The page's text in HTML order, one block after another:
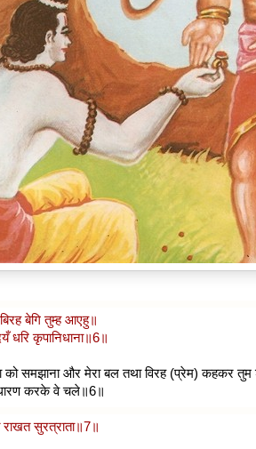
बेगि तुम्ह आएहु॥
कृपानिधाना॥6॥
को समझाना और मेरा बल तथा विरह (प्रेम) कहकर
करके वे चले॥6॥
राखत सुरत्राता॥7॥